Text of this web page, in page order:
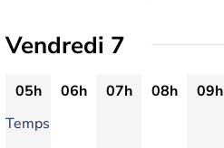
Vendredi 7
05h 06h 07h 08h 09h
Temps